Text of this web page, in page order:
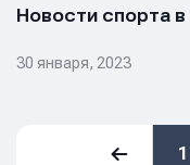
Новости спорта
30 января, 2023
1